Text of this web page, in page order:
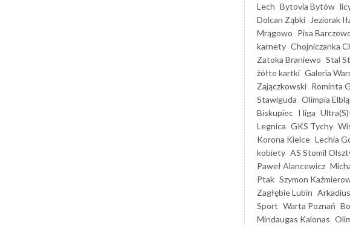
Lech Bytovia Bytów
Dolcan Ząbki
Jeziorak
Mrągowo Pisa
karnety Chojniczanka
Zatoka Braniewo Stal
żółte kartki Galeria
Zajączkowski Rominta
Stawiguda Olimpia
Biskupiec I liga
Legnica GKS Tychy
Korona Kielce Lechia
kobiety AS Stomil
Paweł Alancewicz
Ptak Szymon
Zagłębie Lubin
Sport Warta Poznań
Mindaugas Kalonas